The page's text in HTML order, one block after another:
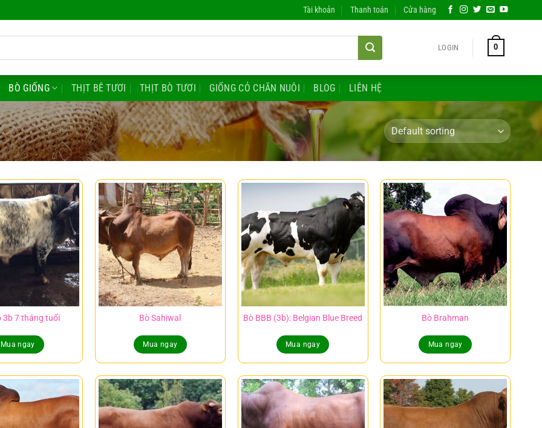
Tài khoản Thanh toán Cửa hàng
LOGIN 0
BÒ GIỐNG THỊT BÊ TƯƠI THỊT BÒ TƯƠI GIỐNG CỎ CHĂN NUÔI BLOG LIÊN HỆ
3b 7 tháng tuổi
Mua ngay
Bò Sahiwal
Mua ngay
Bò BBB (3b): Belgian Blue Breed
Mua ngay
Bò Brahman
Mua ngay